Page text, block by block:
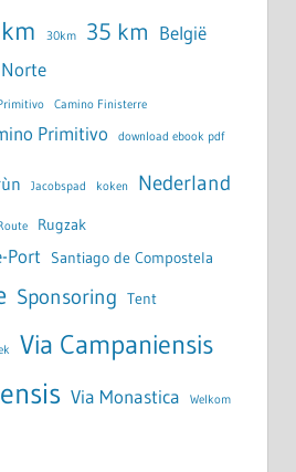
30km 35 km België
Camino Finisterre
Primitivo download ebook pdf
Jacobspad koken Nederland
Rugzak
Port Santiago de Compostela
Sponsoring Tent
Via Campaniensis
Via Monastica Welkom